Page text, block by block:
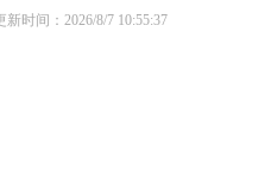
新时间：2026/8/7 10:55:37